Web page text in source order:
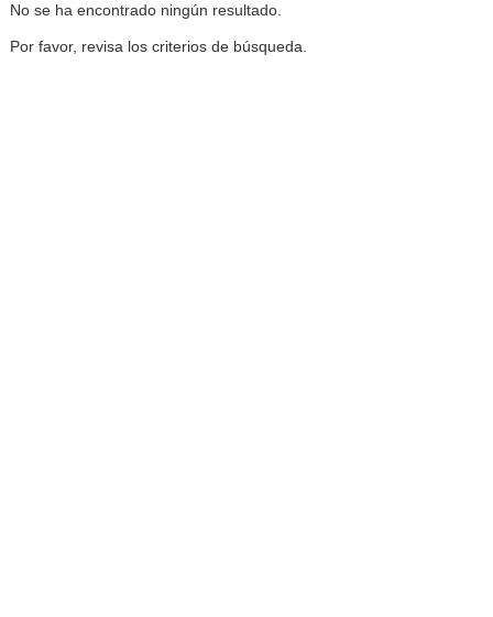
No se ha encontrado ningún resultado.
Por favor, revisa los criterios de búsqueda.